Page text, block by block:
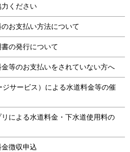
ください
お支払い方法について
の発行について
等のお支払いをされていない方へ
サービス）による水道料金等の催
による水道料金・下水道使用料の
徴収申込